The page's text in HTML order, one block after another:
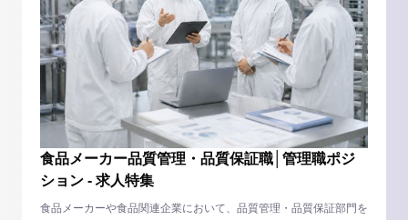
食品メーカー品質管理・品質保証職│管理職ポジ
ション - 求人特集
食品メーカーや食品関連企業において、品質管理・品質保証部門を